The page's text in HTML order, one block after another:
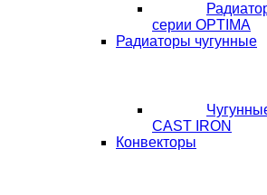
серии OPTIMA
Радиаторы чугунные
CAST IRON
Конвекторы